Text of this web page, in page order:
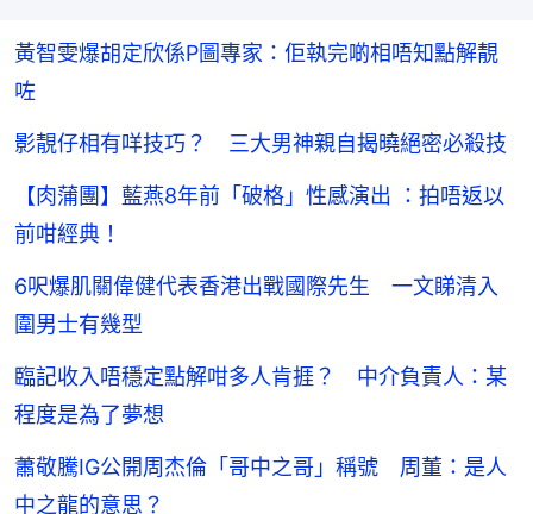
黃智雯爆胡定欣係P圖專家：佢執完啲相唔知點解靚
咗
影靚仔相有咩技巧？ 三大男神親自揭曉絕密必殺技
【肉蒲團】藍燕8年前「破格」性感演出 ：拍唔返以
前咁經典！
6呎爆肌關偉健代表香港出戰國際先生 一文睇清入
圍男士有幾型
臨記收入唔穩定點解咁多人肯捱？ 中介負責人：某
程度是為了夢想
蕭敬騰IG公開周杰倫「哥中之哥」稱號 周董：是人
中之龍的意思？